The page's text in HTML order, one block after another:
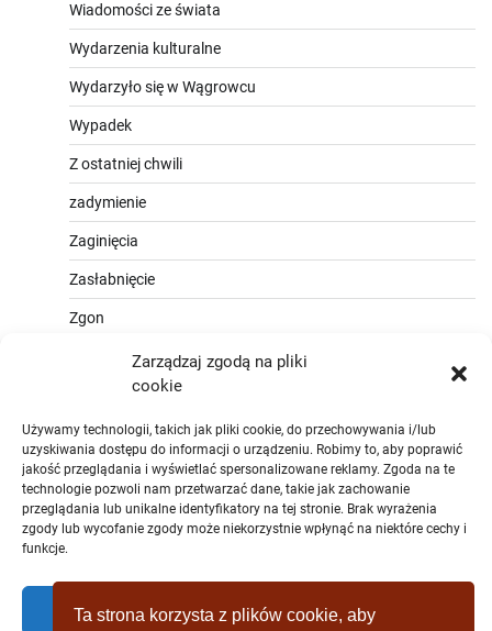
Zarządzaj zgodą na pliki
cookie
Używamy technologii, takich jak pliki cookie, do przechowywania i/lub
uzyskiwania dostępu do informacji o urządzeniu. Robimy to, aby poprawić
jakość przeglądania i wyświetlać spersonalizowane reklamy. Zgoda na te
technologie pozwoli nam przetwarzać dane, takie jak zachowanie
przeglądania lub unikalne identyfikatory na tej stronie. Brak wyrażenia
zgody lub wycofanie zgody może niekorzystnie wpłynąć na niektóre cechy i
funkcje.
Zaakceptować
Wiadomości ze świata
Wydarzenia kulturalne
Wydarzyło się w Wągrowcu
Wypadek
Z ostatniej chwili
zadymienie
Zaginięcia
Zasłabnięcie
Zgon
Ta strona korzysta z plików cookie, aby